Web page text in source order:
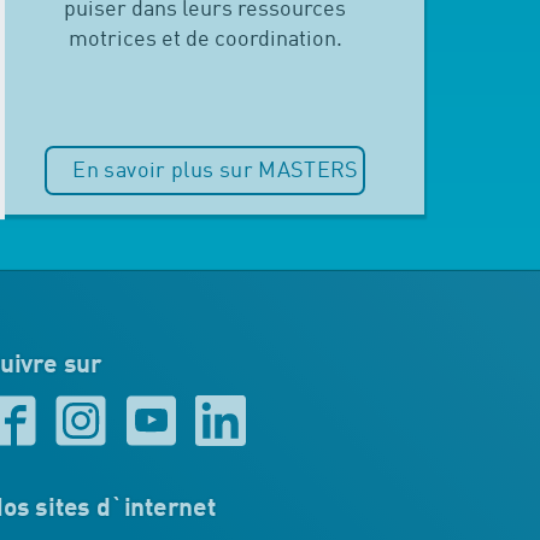
puiser dans leurs ressources
motrices et de coordination.
En savoir plus sur MASTERS
sur
sites d`internet